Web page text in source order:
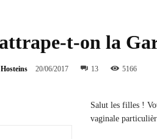
t-on la
20/06/2017 13 5166
Salut les filles !
vaginale